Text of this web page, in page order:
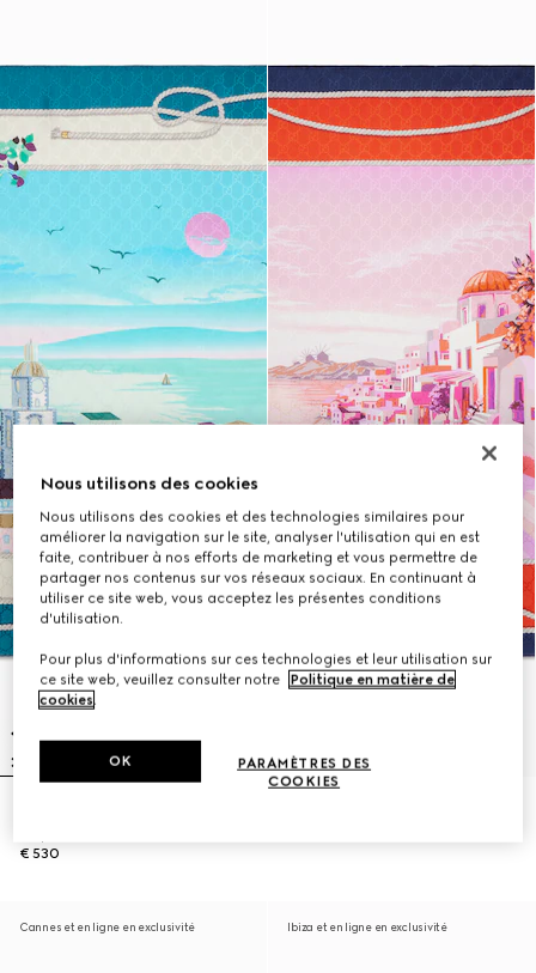
€ 530
Cannes et en ligne en exclusivité Ibiza et en ligne en exclusivité
Nous utilisons des cookies
Nous utilisons des cookies et des technologies similaires pour
améliorer la navigation sur le site, analyser l'utilisation qui en est
faite, contribuer à nos efforts de marketing et vous permettre de
partager nos contenus sur vos réseaux sociaux. En continuant à
utiliser ce site web, vous acceptez les présentes conditions
d'utilisation.
Pour plus d'informations sur ces technologies et leur utilisation sur
ce site web, veuillez consulter notre
Politique en matière de
cookies.
PARAMÈTRES DES
COOKIES
OK